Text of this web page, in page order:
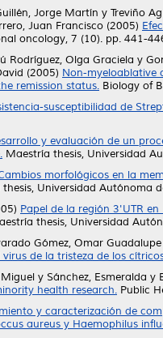
Jorge Martín y Treviño
Juan Francisco (2005)
oncology, 7 (10). pp. 441-
Rodríguez, Olga Graciela y
(2005) Non-myeloablative
remission status. Biology of
susceptibilidad de
y evaluación de un
Maestría thesis, Universidad
morfológicos en la
Universidad Autónoma
Papel de la región 3'UTR
thesis, Universidad
Gómez, Omar Guadalupe
de la tristeza de los
y Sánchez, Esmeralda y
health research. Public
y caracterización de
aureus y Haemophilus